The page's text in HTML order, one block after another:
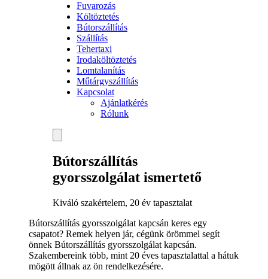
Fuvarozás
Költöztetés
Bútorszállítás
Szállítás
Tehertaxi
Irodaköltöztetés
Lomtalanítás
Műtárgyszállítás
Kapcsolat
Ajánlatkérés
Rólunk
Bútorszállítás
gyorsszolgálat ismertető
Kiváló szakértelem, 20 év tapasztalat
Bútorszállítás gyorsszolgálat kapcsán keres egy
csapatot? Remek helyen jár, cégünk örömmel segít
önnek Bútorszállítás gyorsszolgálat kapcsán.
Szakembereink több, mint 20 éves tapasztalattal a hátuk
mögött állnak az ön rendelkezésére.